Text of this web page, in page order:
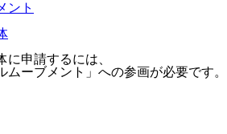
ント
に申請するには、
ーブメント」への参画が必要です。